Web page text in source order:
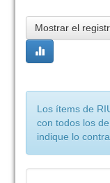
Mostrar el
Los ítems de
con todos los
indique lo